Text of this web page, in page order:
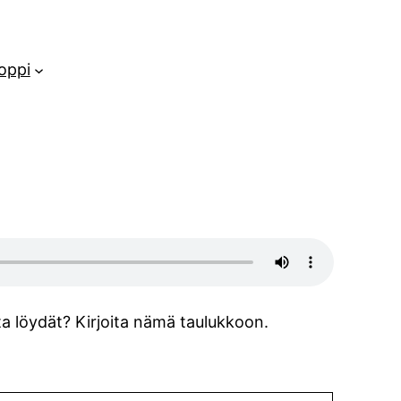
löydät? Kirjoita nämä taulukkoon.